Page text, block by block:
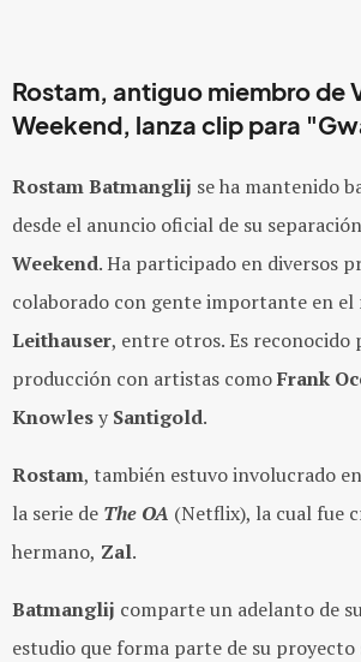
Rostam, antiguo miembro de
Weekend, lanza clip para
Rostam Batmanglij se ha mantenido
desde el anuncio oficial de su
Weekend. Ha participado en diversos
colaborado con gente importante en el
Leithauser, entre otros. Es reconocido
producción con artistas comoFrank
Knowlesy Santigold.
Rostam, también estuvo involucrado
la serie de The OA (Netflix), la cual fue
hermano, Zal.
Batmanglij comparte un adelanto de
estudio que forma parte de su